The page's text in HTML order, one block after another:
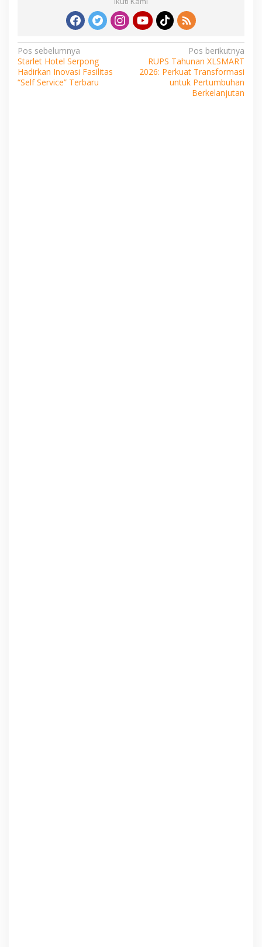
Navigasi
pos
Pos sebelumnya
Starlet Hotel Serpong
Hadirkan Inovasi Fasilitas
“Self Service” Terbaru
Pos berikutnya
RUPS Tahunan XLSMART
2026: Perkuat Transformasi
untuk Pertumbuhan
Berkelanjutan